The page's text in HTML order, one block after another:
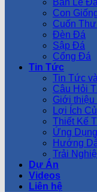
Bàn Lễ Đá
Con
Cuốn
Đèn Đá
Sập Đá
Cổng Đá
Tin Tức
Tin Tức
Câu Hỏi
Giới
Lợi Ích
Thiết Kế
Ứng
Hướng
Trải
Dự Án
Videos
Liên hệ